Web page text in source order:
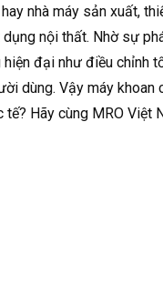
nhà máy sản xuất,
nội thất. Nhờ sự
đại như điều chỉnh
dùng. Vậy máy khoan
Hãy cùng MRO Việt